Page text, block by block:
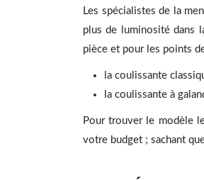
Les spécialistes de la
plus de luminosité dans
pièce et pour les points
la coulissante
la coulissante à
Pour trouver le modèle
votre budget ; sachant